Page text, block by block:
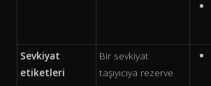
Sevkiyat
etiketleri
Bir sevkiyat
taşıyıcıya rezerve